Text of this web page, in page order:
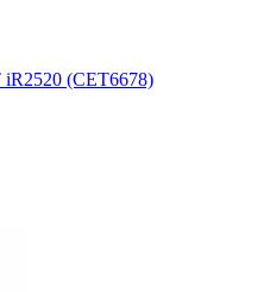
iR2520 (CET6678)